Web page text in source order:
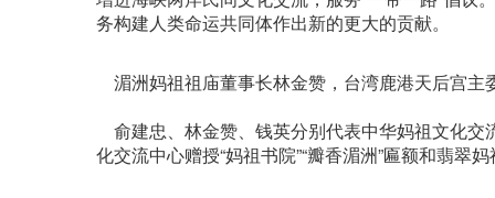
务构建人类命运共同体作出新的更大的贡献。
湄洲妈祖祖庙董事长林金赞，台湾鹿港天后宫
俞建忠、林金赞、钱英分别代表中华妈祖文化
化交流中心赠授“妈祖书院”“瓣香湄洲”匾额和翡翠